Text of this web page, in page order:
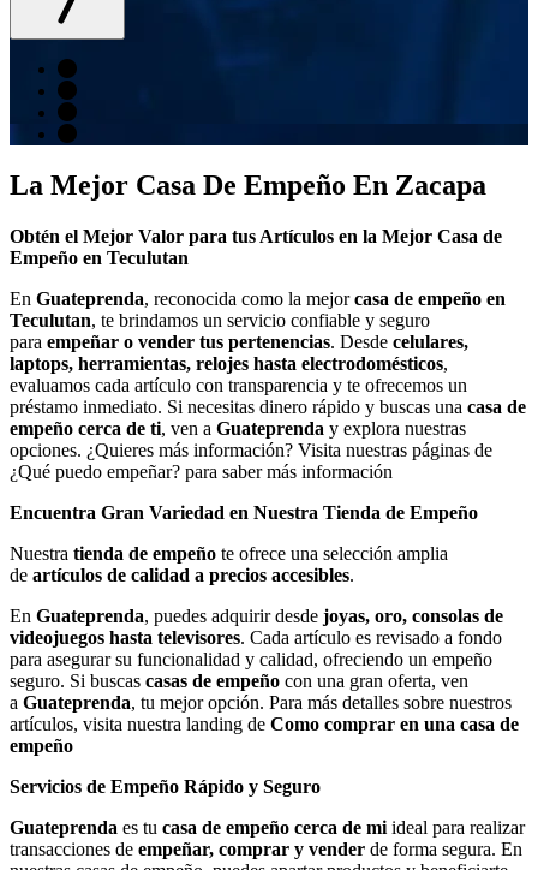
La Mejor Casa De Empeño En Zacapa
Obtén el Mejor Valor para tus Artículos en la Mejor Casa de
Empeño en Teculutan
En Guateprenda, reconocida como la mejorcasa de empeño en
Teculutan, te brindamos un servicio confiable y seguro
para empeñar o vender tus pertenencias. Desde celulares,
laptops, herramientas, relojes hasta electrodomésticos,
evaluamos cada artículo con transparencia y te ofrecemos un
préstamo inmediato. Si necesitas dinero rápido y buscas una casa de
empeño cerca de ti, ven a Guateprenda y explora nuestras
opciones. ¿Quieres más información? Visita nuestras páginas de
¿Qué puedo empeñar? para saber más información
Encuentra Gran Variedad en Nuestra Tienda de Empeño
Nuestra tienda de empeño te ofrece una selección amplia
de artículos de calidad a precios accesibles.
En Guateprenda, puedes adquirir desde joyas, oro, consolas de
videojuegos hasta televisores. Cada artículo es revisado a fondo
para asegurar su funcionalidad y calidad, ofreciendo un empeño
seguro. Si buscas casas de empeño con una gran oferta, ven
a Guateprenda, tu mejor opción. Para más detalles sobre nuestros
artículos, visita nuestra landing de Como comprar en una casa de
empeño
Servicios de Empeño Rápido y Seguro
Guateprenda es tu casa de empeño cerca de mi ideal para realizar
transacciones de empeñar, comprar y vender de forma segura. En